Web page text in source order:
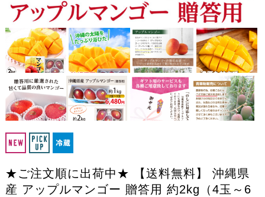
★ご注文順に出荷中★ 【送料無料】 沖縄県
産 アップルマンゴー 贈答用 約2kg（4玉～6